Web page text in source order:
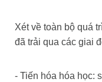
Xét về toàn bộ quá
đã trải qua các giai
- Tiến hóa hóa học: